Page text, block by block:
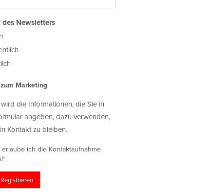
des Newsletters
Marketing
die Informationen, die Sie in
angeben, dazu verwenden,
Kontakt zu bleiben.
erlaube ich die Kontaktaufnahme